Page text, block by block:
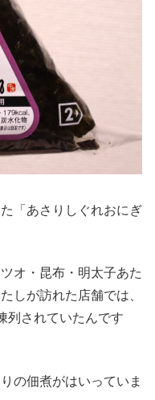
「あさりしぐれおにぎ
オ・昆布・明太子あた
しが訪れた店舗では、
列されていたんです
の佃煮がはいっていま